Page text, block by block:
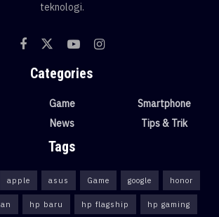
teknologi.
Categories
Game
News
Smartphone
Tips & Trik
Tags
apple asus Game google honor
hp baru hp flagship hp gaming